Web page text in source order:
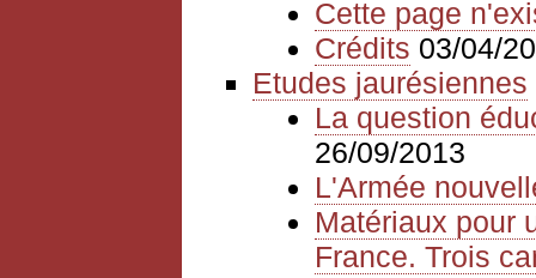
Cette page
Crédits 03/04/
Etudes jaurésiennes
La question
26/09/2013
L'Armée
Matériaux pour
France. Trois